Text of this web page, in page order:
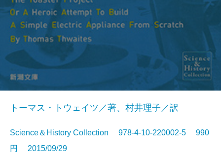
トーマス・トウェイツ／著、村井理子／訳
Science＆History Collection 978-4-10-220002-5 990
円 2015/09/29